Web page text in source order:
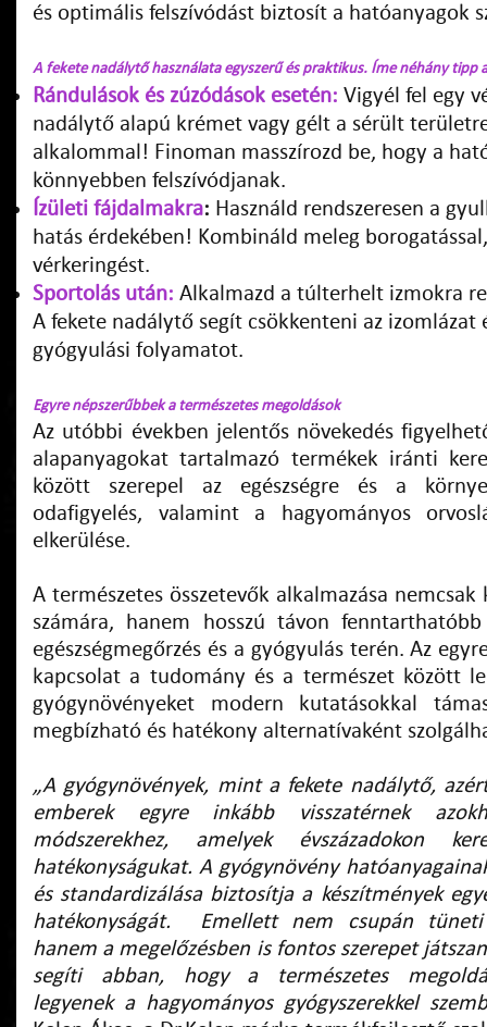
és optimális felszívódást biztosít a hatóanyagok
A fekete nadálytő használata egyszerű és praktikus. Íme néhány tipp
Rándulások és zúzódások esetén: Vigyél fel egy
nadálytő alapú krémet vagy gélt a sérült
alkalommal! Finoman masszírozd be, hogy a
könnyebben felszívódjanak.
Ízületi fájdalmakra: Használd rendszeresen a
hatás érdekében! Kombináld meleg
vérkeringést.
Sportolás után: Alkalmazd a túlterhelt izmokra
A fekete nadálytő segít csökkenteni az izomlázat
gyógyulási folyamatot.
Egyre népszerűbbek a természetes megoldások
Az utóbbi években jelentős növekedés
alapanyagokat tartalmazó termékek iránti
között szerepel az egészségre és a
odafigyelés, valamint a hagyományos
elkerülése.
A természetes összetevők alkalmazása nemcsak
számára, hanem hosszú távon
egészségmegőrzés és a gyógyulás terén. Az
kapcsolat a tudomány és a természet között
gyógynövényeket modern kutatásokkal
megbízható és hatékony alternatívaként
„A gyógynövények, mint a fekete nadálytő,
emberek egyre inkább visszatérnek
módszerekhez, amelyek évszázadokon
hatékonyságukat. A gyógynövény
és standardizálása biztosítja a készítmények
hatékonyságát. Emellett nem csupán tüneti
hanem a megelőzésben is fontos szerepet
segíti abban, hogy a természetes
legyenek a hagyományos gyógyszerekkel